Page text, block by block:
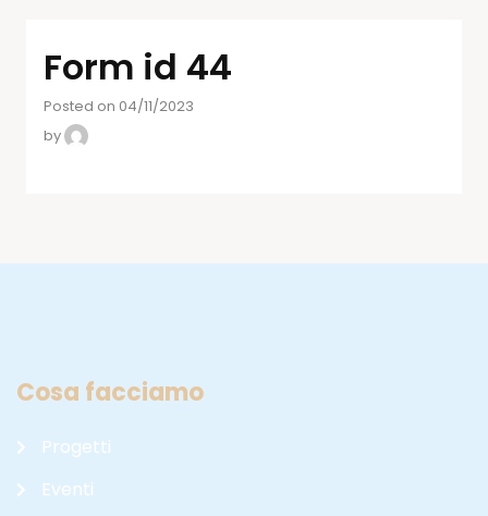
Form id 44
Posted on 04/11/2023
by
Cosa facciamo
Progetti
Eventi